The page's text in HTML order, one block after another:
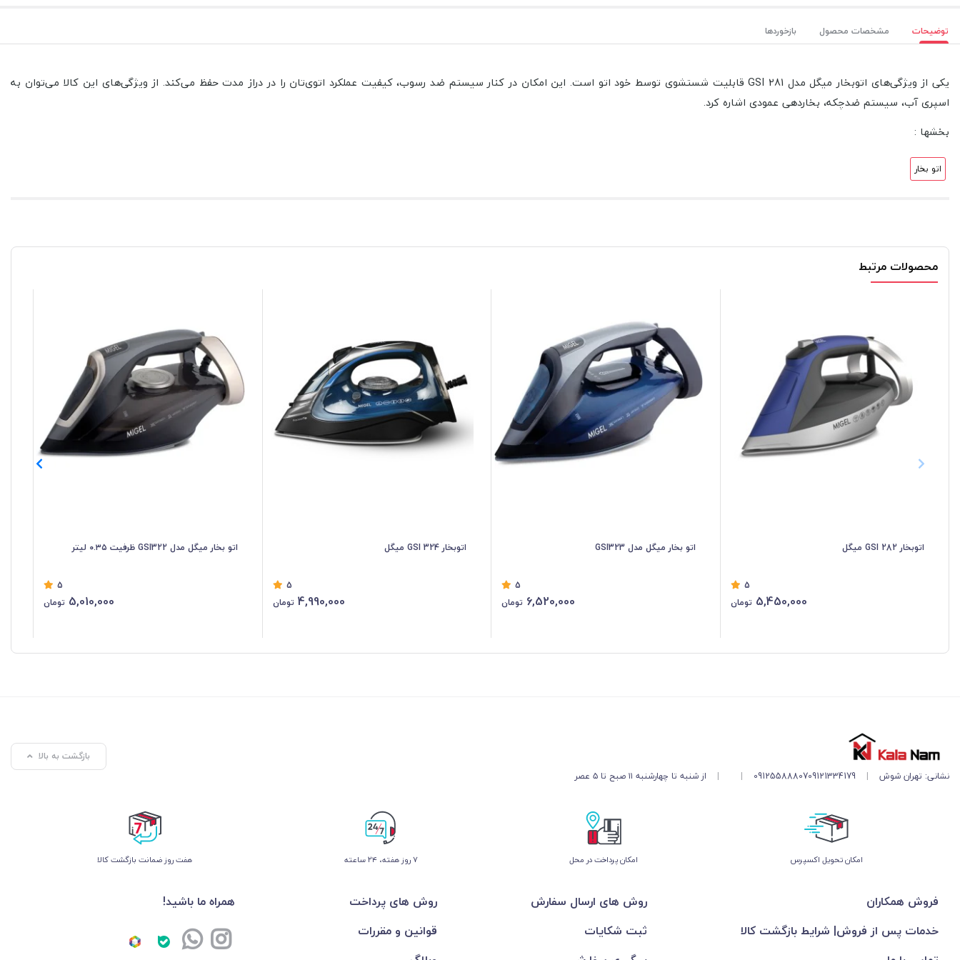
توضیحات مشخصات محصول بازخوردها
یکی از ویژگی‌های اتوبخار میگل مدل GSI 281 قابلیت شستشوی توسط خود اتو است. این امکان در کنار سیستم ضد رسوب، کیفیت عملکرد اتوی‌تان را در دراز مدت حفظ می‌کند. از ویژگی‌های این کالا می‌توان به
اسپری آب، سیستم ضدچکه، بخاردهی عمودی اشاره کرد.
بخشها :
اتو بخار
محصولات مرتبط
اتوبخار GSI 282 میگل
5
5,450,000 تومان
اتو بخار میگل مدل GSI323
5
6,520,000 تومان
اتوبخار GSI 324 میگل
5
4,990,000 تومان
اتو بخار میگل مدل GSI322 ظرفیت ۰.۳۵ لیتر
5
5,010,000 تومان
نشانی: تهران شوش |
09121334179
09125588807
|
| از شنبه تا چهارشنبه ۱۱ صبح تا ۵ عصر
بازگشت به بالا
اﻣﮑﺎن ﺗﺤﻮﯾﻞ اﮐﺴﭙﺮس امکان پرداخت در محل ۷ روز ﻫﻔﺘﻪ، ۲۴ ﺳﺎﻋﺘﻪ هفت روز ضمانت بازگشت کالا
فروش همکاران روش های ارسال سفارش
روش های پرداخت
خدمات پس از فروش| شرایط بازگشت کالا
ثبت شکایات
قوانین و مقررات
همراه ما باشید!